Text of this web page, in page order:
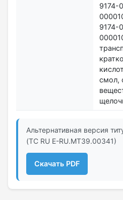
9174-
9174-
смол,
Альтернативная версия
(ТС RU Е-RU.МТ39.00341)
Скачать PDF